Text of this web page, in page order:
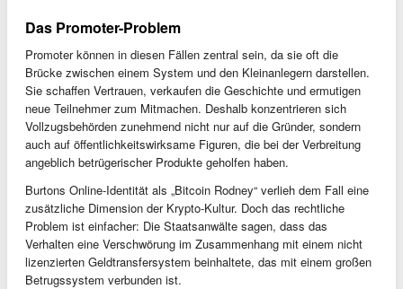
Das Promoter-Problem
Promoter können in diesen Fällen zentral sein, da sie oft die
Brücke zwischen einem System und den Kleinanlegern darstellen.
Sie schaffen Vertrauen, verkaufen die Geschichte und ermutigen
neue Teilnehmer zum Mitmachen. Deshalb konzentrieren sich
Vollzugsbehörden zunehmend nicht nur auf die Gründer, sondern
auch auf öffentlichkeitswirksame Figuren, die bei der Verbreitung
angeblich betrügerischer Produkte geholfen haben.
Burtons Online-Identität als „Bitcoin Rodney“ verlieh dem Fall eine
zusätzliche Dimension der Krypto-Kultur. Doch das rechtliche
Problem ist einfacher: Die Staatsanwälte sagen, dass das
Verhalten eine Verschwörung im Zusammenhang mit einem nicht
lizenzierten Geldtransfersystem beinhaltete, das mit einem großen
Betrugssystem verbunden ist.